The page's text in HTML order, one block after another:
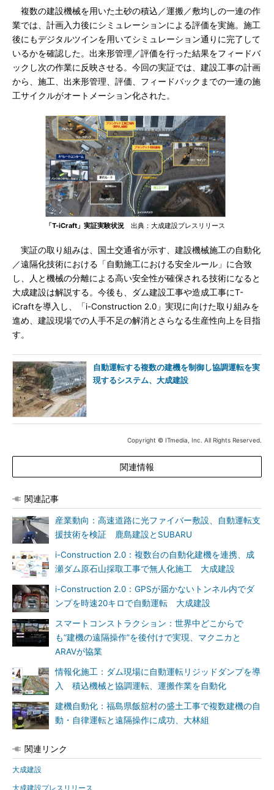
複数の建設機械を用いた土砂の積込／運搬／敷均しの一連の作
業では、計画入力後にシミュレーションによる評価を実施。施工
後にもデジタルツインを用いてシミュレーション通りに完了して
いるかを確認した。出来形管理／評価を行った結果をフィードバ
ックし次の作業に反映させる。今回の実証では、建設工事の計画
から、施工、出来形管理、評価、フィードバックまでの一連の施
工サイクルがオートメーション化された。
「T-iCraft」実証実験状況 出典：大成建設プレスリリース
実証の取り組みは、国土交通省が示す、建設機械施工の自動化
／遠隔化技術における「自動施工における安全ルール」に合致
し、人と機械の分離による高い安全性が確保される技術になると
大成建設は解説する。今後も、ダム建設工事や造成工事にT-
iCraftを導入し、「i-Construction 2.0」実現に向けた取り組みを
進め、建設現場での人手不足の解消とさらなる生産性向上を目指
す。
自動運転する複数の建機を制御し協調運転を実
現するシステム、大成建設
Copyright © ITmedia, Inc. All Rights Reserved.
関連情報
関連記事
産業動向：高速道路に光ファイバー敷設、自動運転支
援技術を検証 鹿島建設とSUBARU
i-Construction 2.0：複数台の自動化建機を連携、成
瀬ダム原石山採取工事で無人化施工 大成建設
i-Construction 2.0：GPSが届かないトンネル内でダ
ンプを時速20キロで自動運転 大成建設
スマートコンストラクション：世界中どこからで
も“建機の遠隔操作”を後付けで実現、マクニカと
ARAVが協業
情報化施工：ダム現場に自動運転リジッドダンプを導
入 積込機械と協調運転、運搬作業を自動化
建機自動化：福島県飯舘村の盛土工事で複数建機の自
動・自律運転と遠隔操作に成功、大林組
関連リンク
大成建設
大成建設プレスリリース